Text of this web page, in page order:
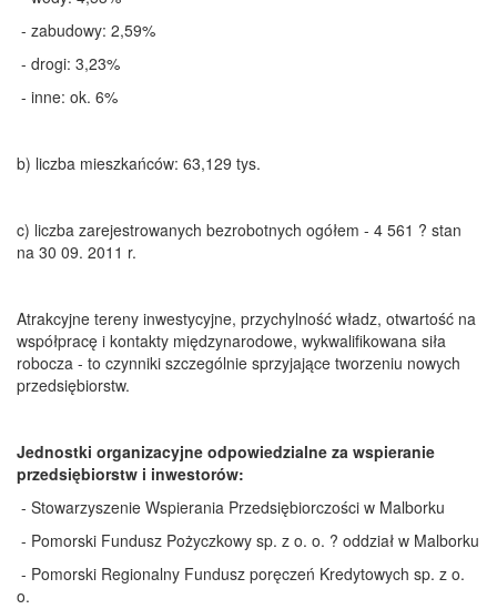
- zabudowy: 2,59%
- drogi: 3,23%
- inne: ok. 6%
b) liczba mieszkańców: 63,129 tys.
c) liczba zarejestrowanych bezrobotnych ogółem - 4 561 ? stan
na 30 09. 2011 r.
Atrakcyjne tereny inwestycyjne, przychylność władz, otwartość na
współpracę i kontakty międzynarodowe, wykwalifikowana siła
robocza - to czynniki szczególnie sprzyjające tworzeniu nowych
przedsiębiorstw.
Jednostki organizacyjne odpowiedzialne za wspieranie
przedsiębiorstw i inwestorów:
- Stowarzyszenie Wspierania Przedsiębiorczości w Malborku
- Pomorski Fundusz Pożyczkowy sp. z o. o. ? oddział w Malborku
- Pomorski Regionalny Fundusz poręczeń Kredytowych sp. z o.
o.